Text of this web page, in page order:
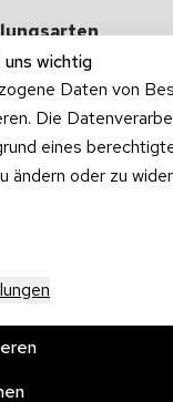
wichtig
Daten von
Die
eines
ändern oder zu